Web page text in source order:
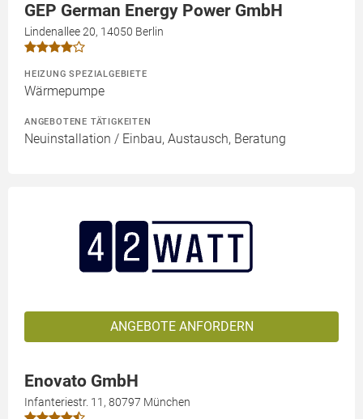
GEP German Energy Power GmbH
Lindenallee 20, 14050 Berlin
HEIZUNG SPEZIALGEBIETE
Wärmepumpe
ANGEBOTENE TÄTIGKEITEN
Neuinstallation / Einbau, Austausch, Beratung
ANGEBOTE ANFORDERN
Enovato GmbH
Infanteriestr. 11, 80797 München